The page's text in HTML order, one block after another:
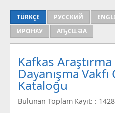
TÜRKÇE РУССКИЙ
ИРОНАУ
АҦСШӘА
Kafkas
Dayanışma
Kataloğu
Bulunan Toplam Kayıt: :